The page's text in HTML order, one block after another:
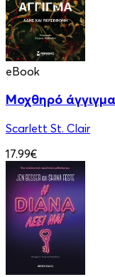
eBook
Μοχθηρό άγγιγμα
Scarlett St. Clair
17.99€